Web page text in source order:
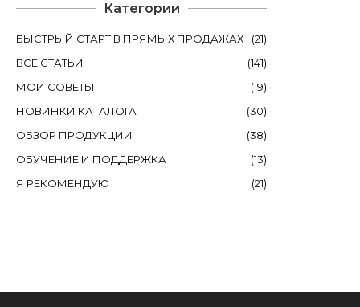
Категории
БЫСТРЫЙ СТАРТ В ПРЯМЫХ ПРОДАЖАХ (21)
ВСЕ СТАТЬИ
(141)
МОИ СОВЕТЫ
(19)
НОВИНКИ КАТАЛОГА
(30)
ОБЗОР ПРОДУКЦИИ
(38)
ОБУЧЕНИЕ И ПОДДЕРЖКА
(13)
Я РЕКОМЕНДУЮ
(21)